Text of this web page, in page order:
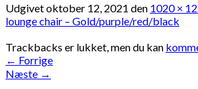
Udgivetoktober 12, 2021 den 1020 ×
lounge chair – Gold/purple/red/black
Trackbacks er lukket, men du kan
← Forrige
Næste →